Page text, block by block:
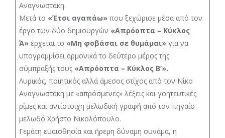
Αναγνωστάκη.
Μετά το «Έτσι αγαπάω» που ξεχώρισε μέσα από τον
έργο των δύο δημιουργών «Απρόοπτα – Κύκλος
Ά» έρχεται το «Μη φοβάσαι σε θυμάμαι» για να
υπογραμμίσει αρμονικά το δεύτερο μέρος της
σύμπραξής τους «Απρόοπτα – Κύκλος Β’».
Λυρικός, ποιητικός αλλά άμεσος στίχος από τον Νίκο
Αναγνωστάκη με «απρόσμενες» λέξεις και γοητευτικές
ρίμες και αντίστοιχη μελωδική γραφή από τον πηγαίο
μελωδό Χρήστο Νικολόπουλο.
Γεμάτη ευαισθησία και ήρεμη δύναμη συνάμα, η